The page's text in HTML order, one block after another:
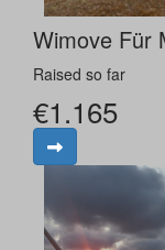
Wimove Für
Raised so far
€1.165